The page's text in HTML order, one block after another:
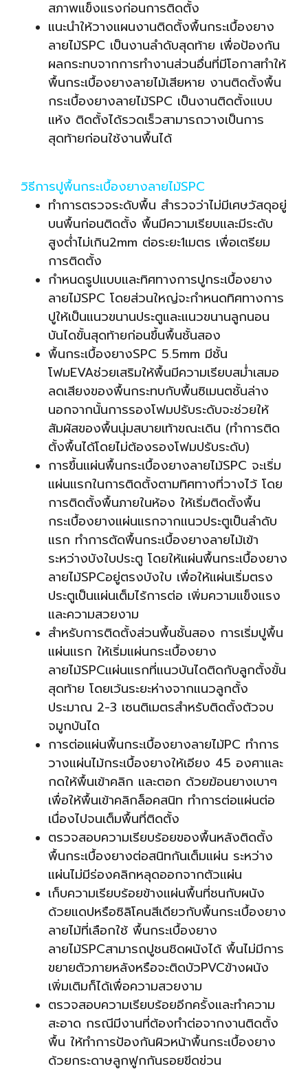
สภาพแข็งแรงก่อนการติดตั้ง
แนะนำให้วางแผนงานติดตั้งพื้นกระเบื้องยาง
ลายไม้SPC เป็นงานลำดับสุดท้าย เพื่อป้องกัน
ผลกระทบจากการทำงานส่วนอื่นที่มีโอกาสทำให้
พื้นกระเบื้องยางลายไม้เสียหาย งานติดตั้งพื้น
กระเบื้องยางลายไม้SPC เป็นงานติดตั้งแบบ
แห้ง ติดตั้งได้รวดเร็วสามารถวางเป็นการ
สุดท้ายก่อนใช้งานพื้นได้
วิธีการปูพื้นกระเบื้องยางลายไม้SPC
ทำการตรวจระดับพื้น สำรวจว่าไม่มีเศษวัสดุอยู่
บนพื้นก่อนติดตั้ง พื้นมีความเรียบและมีระดับ
สูงต่ำไม่เกิน2mm ต่อระยะ1เมตร เพื่อเตรียม
การติดตั้ง
กำหนดรูปแบบและทิศทางการปูกระเบื้องยาง
ลายไม้SPC โดยส่วนใหญ่จะกำหนดทิศทางการ
ปูให้เป็นแนวขนานประตูและแนวขนานลูกนอน
บันไดขั้นสุดท้ายก่อนขึ้นพื้นชั้นสอง
พื้นกระเบื้องยางSPC 5.5mm มีชั้น
โฟมEVAช่วยเสริมให้พื้นมีความเรียบสม่ำเสมอ
ลดเสียงของพื้นกระทบกับพื้นซิเมนตชั้นล่าง
นอกจากนั้นการรองโฟมปรับระดับจะช่วยให้
สัมผัสของพื้นนุ่มสบายเท้าขณะเดิน (ทำการติด
ตั้งพื้นได้โดยไม่ต้องรองโฟมปรับระดับ)
การขึ้นแผ่นพื้นกระเบื้องยางลายไม้SPC จะเริ่ม
แผ่นแรกในการติดตั้งตามทิศทางที่วางไว้ โดย
การติดตั้งพื้นภายในห้อง ให้เริ่มติดตั้งพื้น
กระเบื้องยางแผ่นแรกจากแนวประตูเป็นลำดับ
แรก ทำการตัดพื้นกระเบื้องยางลายไม้เข้า
ระหว่างบังใบประตู โดยให้แผ่นพื้นกระเบื้องยาง
ลายไม้SPCอยู่ตรงบังใบ เพื่อให้แผ่นเริ่มตรง
ประตูเป็นแผ่นเต็มไร้การต่อ เพิ่มความแข็งแรง
และความสวยงาม
สำหรับการติดตั้งส่วนพื้นชั้นสอง การเริ่มปูพื้น
แผ่นแรก ให้เริ่มแผ่นกระเบื้องยาง
ลายไม้SPCแผ่นแรกที่แนวบันไดติดกับลูกตั้งขั้น
สุดท้าย โดยเว้นระยะห่างจากแนวลูกตั้ง
ประมาณ 2-3 เซนติเมตรสำหรับติดตั้งตัวจบ
จมูกบันได
การต่อแผ่นพื้นกระเบื้องยางลายไม้PC ทำการ
วางแผ่นไม้กระเบื้องยางให้เอียง 45 องศาและ
กดให้พื้นเข้าคลิก และตอก ด้วยฆ้อนยางเบาๆ
เพื่อให้พื้นเข้าคลิกล็อคสนิท ทำการต่อแผ่นต่อ
เนื่องไปจนเต็มพื้นที่ติดตั้ง
ตรวจสอบความเรียบร้อยของพื้นหลังติดตั้ง
พื้นกระเบื้องยางต่อสนิทกันเต็มแผ่น ระหว่าง
แผ่นไม่มีร่องคลิกหลุดออกจากตัวแผ่น
เก็บความเรียบร้อยข้างแผ่นพื้นที่ชนกับผนัง
ด้วยแดปหรือซิลิโคนสีเดียวกับพื้นกระเบื้องยาง
ลายไม้ที่เลือกใช้ พื้นกระเบื้องยาง
ลายไม้SPCสามารถปูชนชิดผนังได้ พื้นไม่มีการ
ขยายตัวภายหลังหรือจะติดบัวPVCข้างผนัง
เพิ่มเติมก็ได้เพื่อความสวยงาม
ตรวจสอบความเรียบร้อยอีกครั้งและทำความ
สะอาด กรณีมีงานที่ต้องทำต่อจากงานติดตั้ง
พื้น ให้ทำการป้องกันผิวหน้าพื้นกระเบื้องยาง
ด้วยกระดาษลูกฟูกกันรอยขีดข่วน